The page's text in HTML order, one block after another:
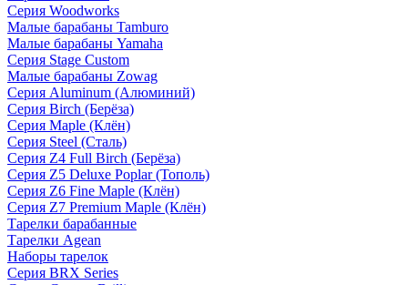
Серия Woodworks
Малые барабаны Tamburo
Малые барабаны Yamaha
Серия Stage Custom
Малые барабаны Zowag
Серия Aluminum (Алюминий)
Серия Birch (Берёза)
Серия Maple (Клён)
Серия Steel (Сталь)
Серия Z4 Full Birch (Берёза)
Серия Z5 Deluxe Poplar (Тополь)
Серия Z6 Fine Maple (Клён)
Серия Z7 Premium Maple (Клён)
Тарелки барабанные
Тарелки Agean
Наборы тарелок
Серия BRX Series